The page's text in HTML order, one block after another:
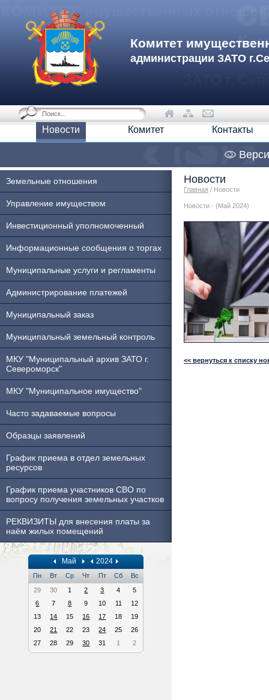
Комитет
администрации ЗАТО
Новости Комитет Контакты
Земельные отношения
Управление имуществом
Инвестиционный уполномоченный
Информационные сообщения о торгах
Муниципальные услуги и регламенты
Администрирование платежей
Муниципальный заказ
Муниципальный земельный контроль
МКУ "Муниципальный архив ЗАТО г.
Североморск"
МКУ "Муниципальное имущество"
Часто задаваемые вопросы
Образцы заявлений
График приема в отдел земельных
ресурсов
График приема участников СВО по
вопросу получения земельных участков
РЕКВИЗИТЫ для внесения платы за
наём жилых помещений
Май 2024
Пн Вт Ср Чт Пт Сб
Вс
29
30 1 2 3 4
5
6
7 8 9 10 11
12
13
14 15 16 17 18
19
20
21 22 23 24 25
26
27
28 29 30 31 1 2
Новости
Главная / Новости
Новости - (Май 2024)
<< вернуться к списку